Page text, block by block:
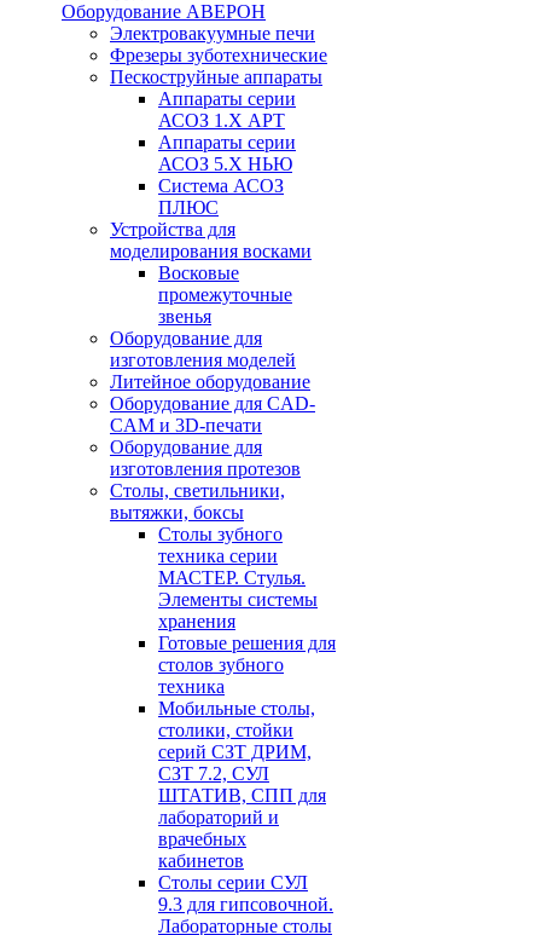
Оборудование АВЕРОН
Электровакуумные печи
Фрезеры зуботехнические
Пескоструйные аппараты
Аппараты серии
АСОЗ 1.Х АРТ
Аппараты серии
АСОЗ 5.Х НЬЮ
Система АСОЗ
ПЛЮС
Устройства для
моделирования восками
Восковые
промежуточные
звенья
Оборудование для
изготовления моделей
Литейное оборудование
Оборудование для CAD-
CAM и 3D-печати
Оборудование для
изготовления протезов
Cтолы, светильники,
вытяжки, боксы
Столы зубного
техника серии
МАСТЕР. Стулья.
Элементы системы
хранения
Готовые решения для
столов зубного
техника
Мобильные столы,
столики, стойки
серий СЗТ ДРИМ,
СЗТ 7.2, СУЛ
ШТАТИВ, СПП для
лабораторий и
врачебных
кабинетов
Столы серии СУЛ
9.3 для гипсовочной.
Лабораторные столы